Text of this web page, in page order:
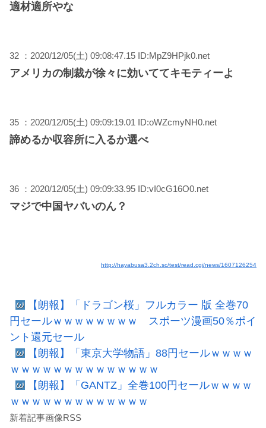
適材適所やな
32 ：2020/12/05(土) 09:08:47.15 ID:MpZ9HPjk0.net
アメリカの制裁が徐々に効いててキモティーよ
35 ：2020/12/05(土) 09:09:19.01 ID:oWZcmyNH0.net
諦めるか収容所に入るか選べ
36 ：2020/12/05(土) 09:09:33.95 ID:vI0cG16O0.net
マジで中国ヤバいのん？
http://hayabusa3.2ch.sc/test/read.cgi/news/1607126254
【朗報】「ドラゴン桜」フルカラー 版 全巻70
円セールｗｗｗｗｗｗｗｗ スポーツ漫画50％ポイ
ント還元セール
【朗報】「東京大学物語」88円セールｗｗｗｗ
ｗｗｗｗｗｗｗｗｗｗｗｗｗｗ
【朗報】「GANTZ」全巻100円セールｗｗｗｗ
ｗｗｗｗｗｗｗｗｗｗｗｗｗ
新着記事画像RSS